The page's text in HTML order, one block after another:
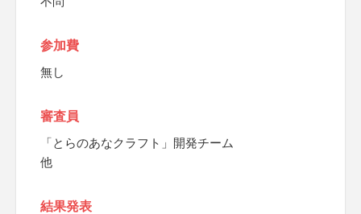
参加費
無し
審査員
「とらのあなクラフト」開発チーム
他
結果発表